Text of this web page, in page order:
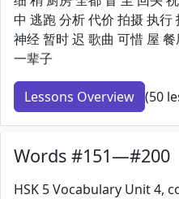
中 逃跑 分析 代价 拍摄 执行
神经 暂时 迟 歌曲 可惜 屋
一辈子
Lessons Overview (50
Words #151—#200
HSK 5 Vocabulary Unit 4,